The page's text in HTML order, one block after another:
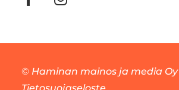
© Haminan mainos ja media Oy